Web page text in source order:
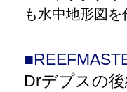
も水中地形図
Drデプスの